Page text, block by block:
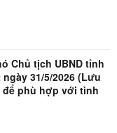
Chủ tịch UBND tỉnh
31/5/2026 (Lưu
phù hợp với tình